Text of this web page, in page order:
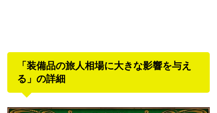
「装備品の旅人相場に大きな影響を与え
る」の詳細